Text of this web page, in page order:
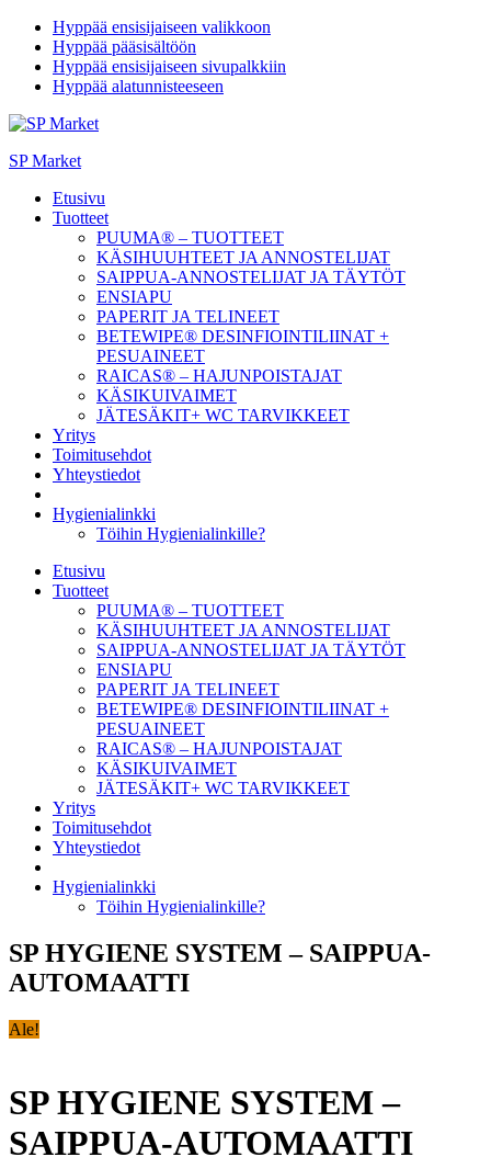
Hyppää ensisijaiseen valikkoon
Hyppää pääsisältöön
Hyppää ensisijaiseen sivupalkkiin
Hyppää alatunnisteeseen
SP Market
Etusivu
Tuotteet
PUUMA® – TUOTTEET
KÄSIHUUHTEET JA ANNOSTELIJAT
SAIPPUA-ANNOSTELIJAT JA TÄYTÖT
ENSIAPU
PAPERIT JA TELINEET
BETEWIPE® DESINFIOINTILIINAT +
PESUAINEET
RAICAS® – HAJUNPOISTAJAT
KÄSIKUIVAIMET
JÄTESÄKIT+ WC TARVIKKEET
Yritys
Toimitusehdot
Yhteystiedot
Hygienialinkki
Töihin Hygienialinkille?
Etusivu
Tuotteet
PUUMA® – TUOTTEET
KÄSIHUUHTEET JA ANNOSTELIJAT
SAIPPUA-ANNOSTELIJAT JA TÄYTÖT
ENSIAPU
PAPERIT JA TELINEET
BETEWIPE® DESINFIOINTILIINAT +
PESUAINEET
RAICAS® – HAJUNPOISTAJAT
KÄSIKUIVAIMET
JÄTESÄKIT+ WC TARVIKKEET
Yritys
Toimitusehdot
Yhteystiedot
Hygienialinkki
Töihin Hygienialinkille?
SP HYGIENE SYSTEM – SAIPPUA-
AUTOMAATTI
Ale!
SP HYGIENE SYSTEM –
SAIPPUA-AUTOMAATTI